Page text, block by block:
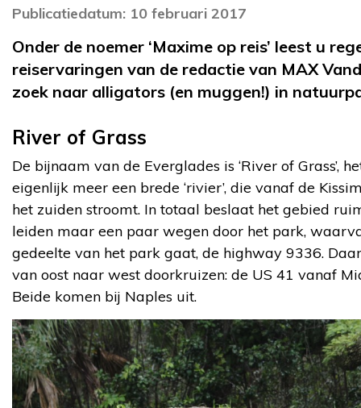
Publicatiedatum: 10 februari 2017
Onder de noemer ‘Maxime op reis’ leest u
reiservaringen van de redactie van MAX
zoek naar alligators (en muggen!) in
River of Grass
De bijnaam van de Everglades is ‘River of Grass’,
eigenlijk meer een brede ‘rivier’, die vanaf de
het zuiden stroomt. In totaal beslaat het gebied
leiden maar een paar wegen door het park,
gedeelte van het park gaat, de highway 9336.
van oost naar west doorkruizen: de US 41 vanaf
Beide komen bij Naples uit.